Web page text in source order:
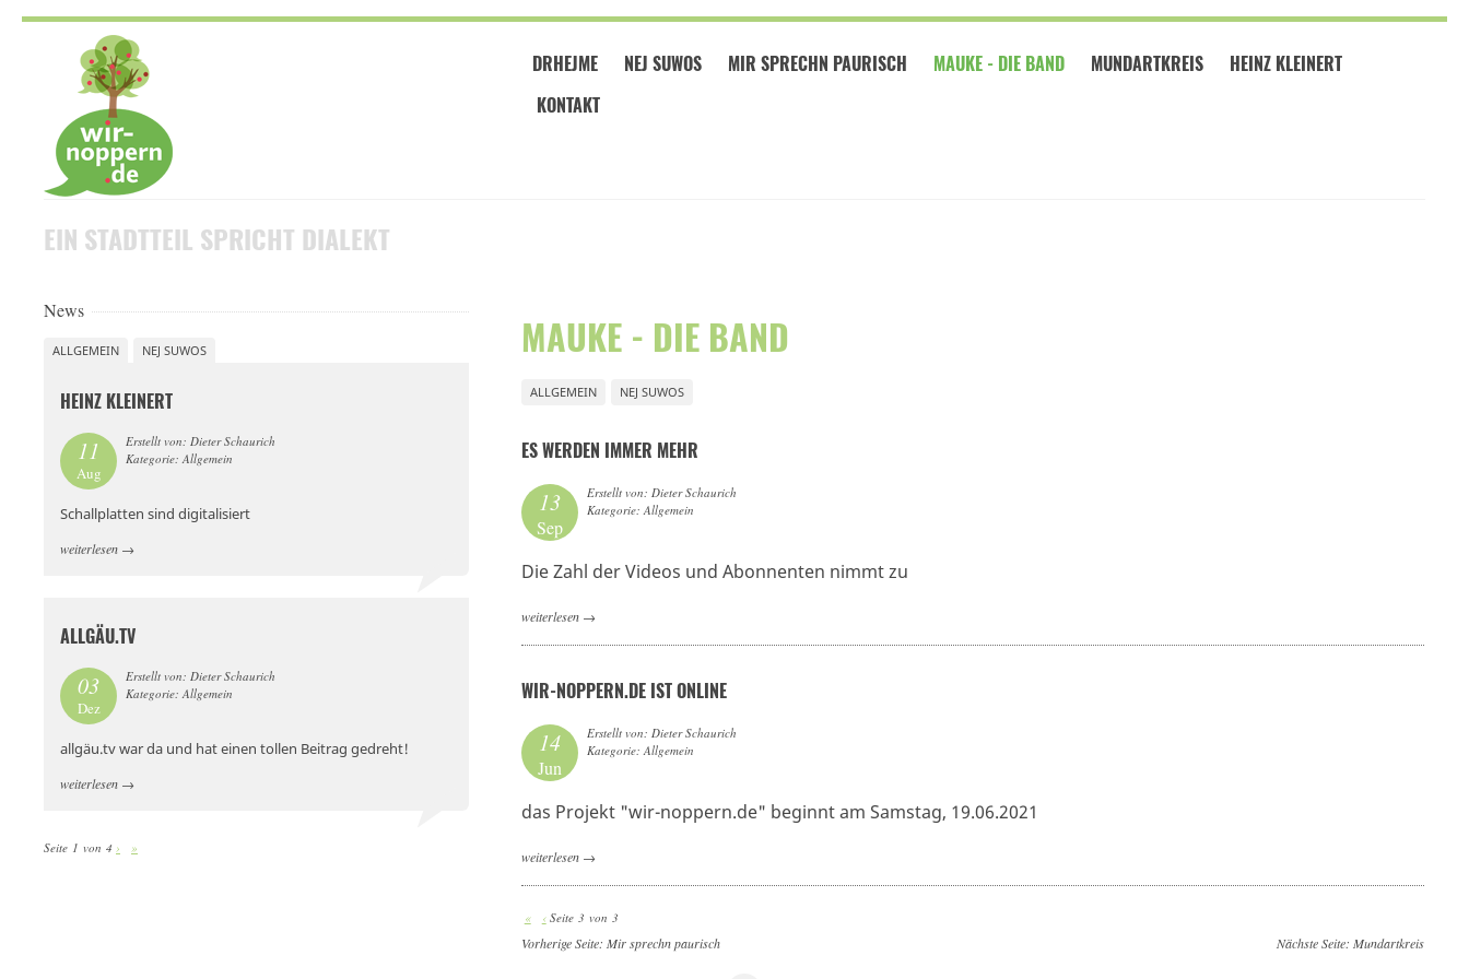
navigation
content
DRHEJME NEJ SUWOS MIR SPRECHN PAURISCH MAUKE - DIE BAND MUNDARTKREIS
HEINZ KLEINERT
KONTAKT
EIN STADTTEIL SPRICHT DIALEKT
MAUKE - DIE BAND
ALLGEMEIN NEJ SUWOS
ES WERDEN IMMER MEHR
13
Sep
Erstellt von: Dieter Schaurich
Kategorie: Allgemein
Die Zahl der Videos und Abonnenten nimmt zu
weiterlesen→
WIR-NOPPERN.DE IST ONLINE
14
Jun
Erstellt von: Dieter Schaurich
Kategorie: Allgemein
das Projekt "wir-noppern.de" beginnt am Samstag, 19.06.2021
weiterlesen→
« ‹ Seite 3 von 3
News
ALLGEMEIN NEJ SUWOS
HEINZ KLEINERT
11
Aug
Erstellt von: Dieter Schaurich
Kategorie: Allgemein
Schallplatten sind digitalisiert
weiterlesen →
ALLGÄU.TV
03
Dez
Erstellt von: Dieter Schaurich
Kategorie: Allgemein
allgäu.tv war da und hat einen tollen Beitrag gedreht!
weiterlesen →
Seite 1 von 4 › »
Vorherige Seite: Mir sprechn paurisch Nächste Seite:Mundartkreis